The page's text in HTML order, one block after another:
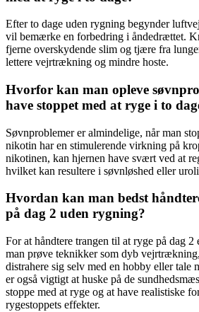
Efter to dage uden rygning begynder
vil bemærke en forbedring i åndedrættet.
fjerne overskydende slim og tjære fra
lettere vejrtrækning og mindre hoste.
Hvorfor kan man opleve
have stoppet med at ryge i to
Søvnproblemer er almindelige, når man
nikotin har en stimulerende virkning på
nikotinen, kan hjernen have svært ved at
hvilket kan resultere i søvnløshed eller
Hvordan kan man bedst
på dag 2 uden rygning?
For at håndtere trangen til at ryge på dag 2
man prøve teknikker som dyb
distrahere sig selv med en hobby eller tale
er også vigtigt at huske på de
stoppe med at ryge og at have realistiske
rygestoppets effekter.